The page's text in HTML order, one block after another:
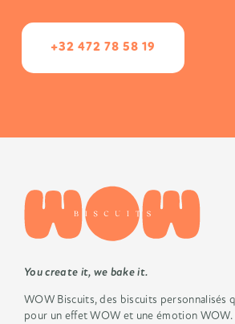
+32 472 78 58 19
You create it, we bake it.
WOW Biscuits, des biscuits personnalisés
pour un effet WOW et une émotion WOW.